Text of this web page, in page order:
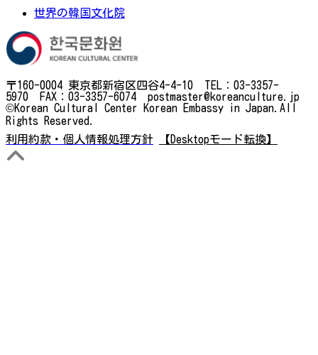
世界の韓国文化院
〒160-0004 東京都新宿区四谷4-4-10 TEL：03-3357-
5970 FAX：03-3357-6074 postmaster@koreanculture.jp
©Korean Cultural Center Korean Embassy in Japan.All
Rights Reserved.
利用約款・個人情報処理方針
【Desktopモード転換】